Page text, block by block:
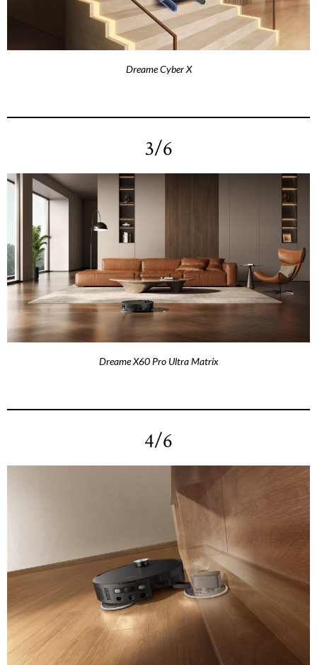
Dreame Cyber X
3/6
Dreame X60 Pro Ultra Matrix
4/6